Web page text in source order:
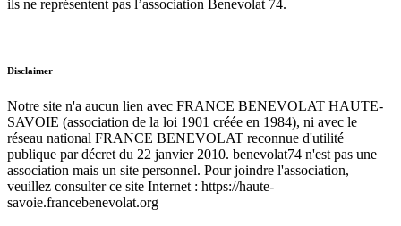
ils ne représentent pas l’association Benevolat 74.
Disclaimer
Notre site n'a aucun lien avec FRANCE BENEVOLAT HAUTE-
SAVOIE (association de la loi 1901 créée en 1984), ni avec le
réseau national FRANCE BENEVOLAT reconnue d'utilité
publique par décret du 22 janvier 2010. benevolat74 n'est pas une
association mais un site personnel. Pour joindre l'association,
veuillez consulter ce site Internet : https://haute-
savoie.francebenevolat.org